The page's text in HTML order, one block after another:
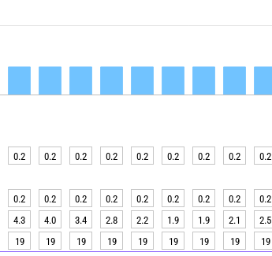
0.2 0.2 0.2 0.2 0.2 0.2 0.2 0.2 0.2
0.2 0.2 0.2 0.2 0.2 0.2 0.2 0.2 0.2
4.3 4.0 3.4 2.8 2.2 1.9 1.9 2.1 2.5
19 19 19 19 19 19 19 19 19